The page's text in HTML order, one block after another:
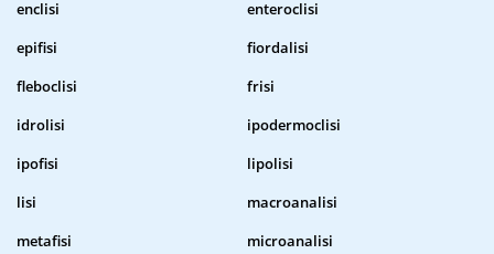
enclisi
enteroclisi
epifisi
fiordalisi
fleboclisi
frisi
idrolisi
ipodermoclisi
ipofisi
lipolisi
lisi
macroanalisi
metafisi
microanalisi